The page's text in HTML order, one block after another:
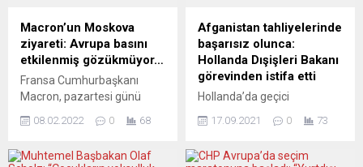
insani boyutunu yetkililerle
görüşmek üzere bugün
Moskova’ya vardığı bildirildi.
Açıklamada ifadelerine yer
verilen Maurer, bu ziyareti
“Ukrayna’da çatışmalardan
etkilenen sivillerin acılarının
hükümetine göre, Rusya
Devlet Başkanı Vladimir
Putin’in “Ukrayna’nın
tamamını işgal etme”
niyetinde olduğunu belirtti.
Ancak Rusya’nın
komşusuna karşı askeri
Macron’un Moskova
ziyareti: Avrupa basını
etkilenmiş gözükmüyor…
Fransa Cumhurbaşkanı
Macron, pazartesi günü
ziyarette Rus mevkidaşı
Ukrayna krizini konuştu.
08.02.2022 0 68
Afganistan tahliyelerinde
başarısız olunca:
Hollanda Dışişleri Bakanı
görevinden istifa etti
Hollanda’da geçici
Sigrid Kaag, Afganistan’daki
olunduğu gerekçesiyle
17.09.2021 0 73